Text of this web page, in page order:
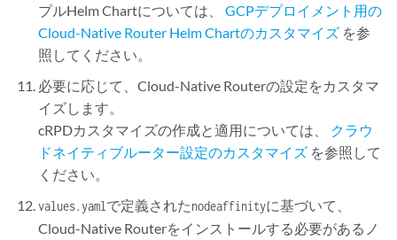
プルHelm Chartについては、GCPデプロイメント用の
Cloud-Native Router Helm Chartのカスタマイズ を参
照してください。
必要に応じて、Cloud-Native Routerの設定をカスタマ
イズします。
cRPDカスタマイズの作成と適用については、 クラウ
ドネイティブルーター設定のカスタマイズ を参照して
ください。
values.yamlで定義されたnodeaffinityに基づいて、
Cloud-Native Routerをインストールする必要があるノ